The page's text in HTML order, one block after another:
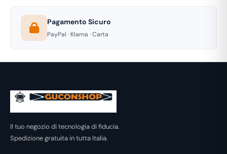
Pagamento Sicuro
PayPal · Klarna · Carta
Il tuo negozio di tecnologia di fiducia.
Spedizione gratuita in tutta Italia.